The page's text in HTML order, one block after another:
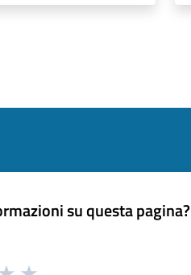
su questa pagina?